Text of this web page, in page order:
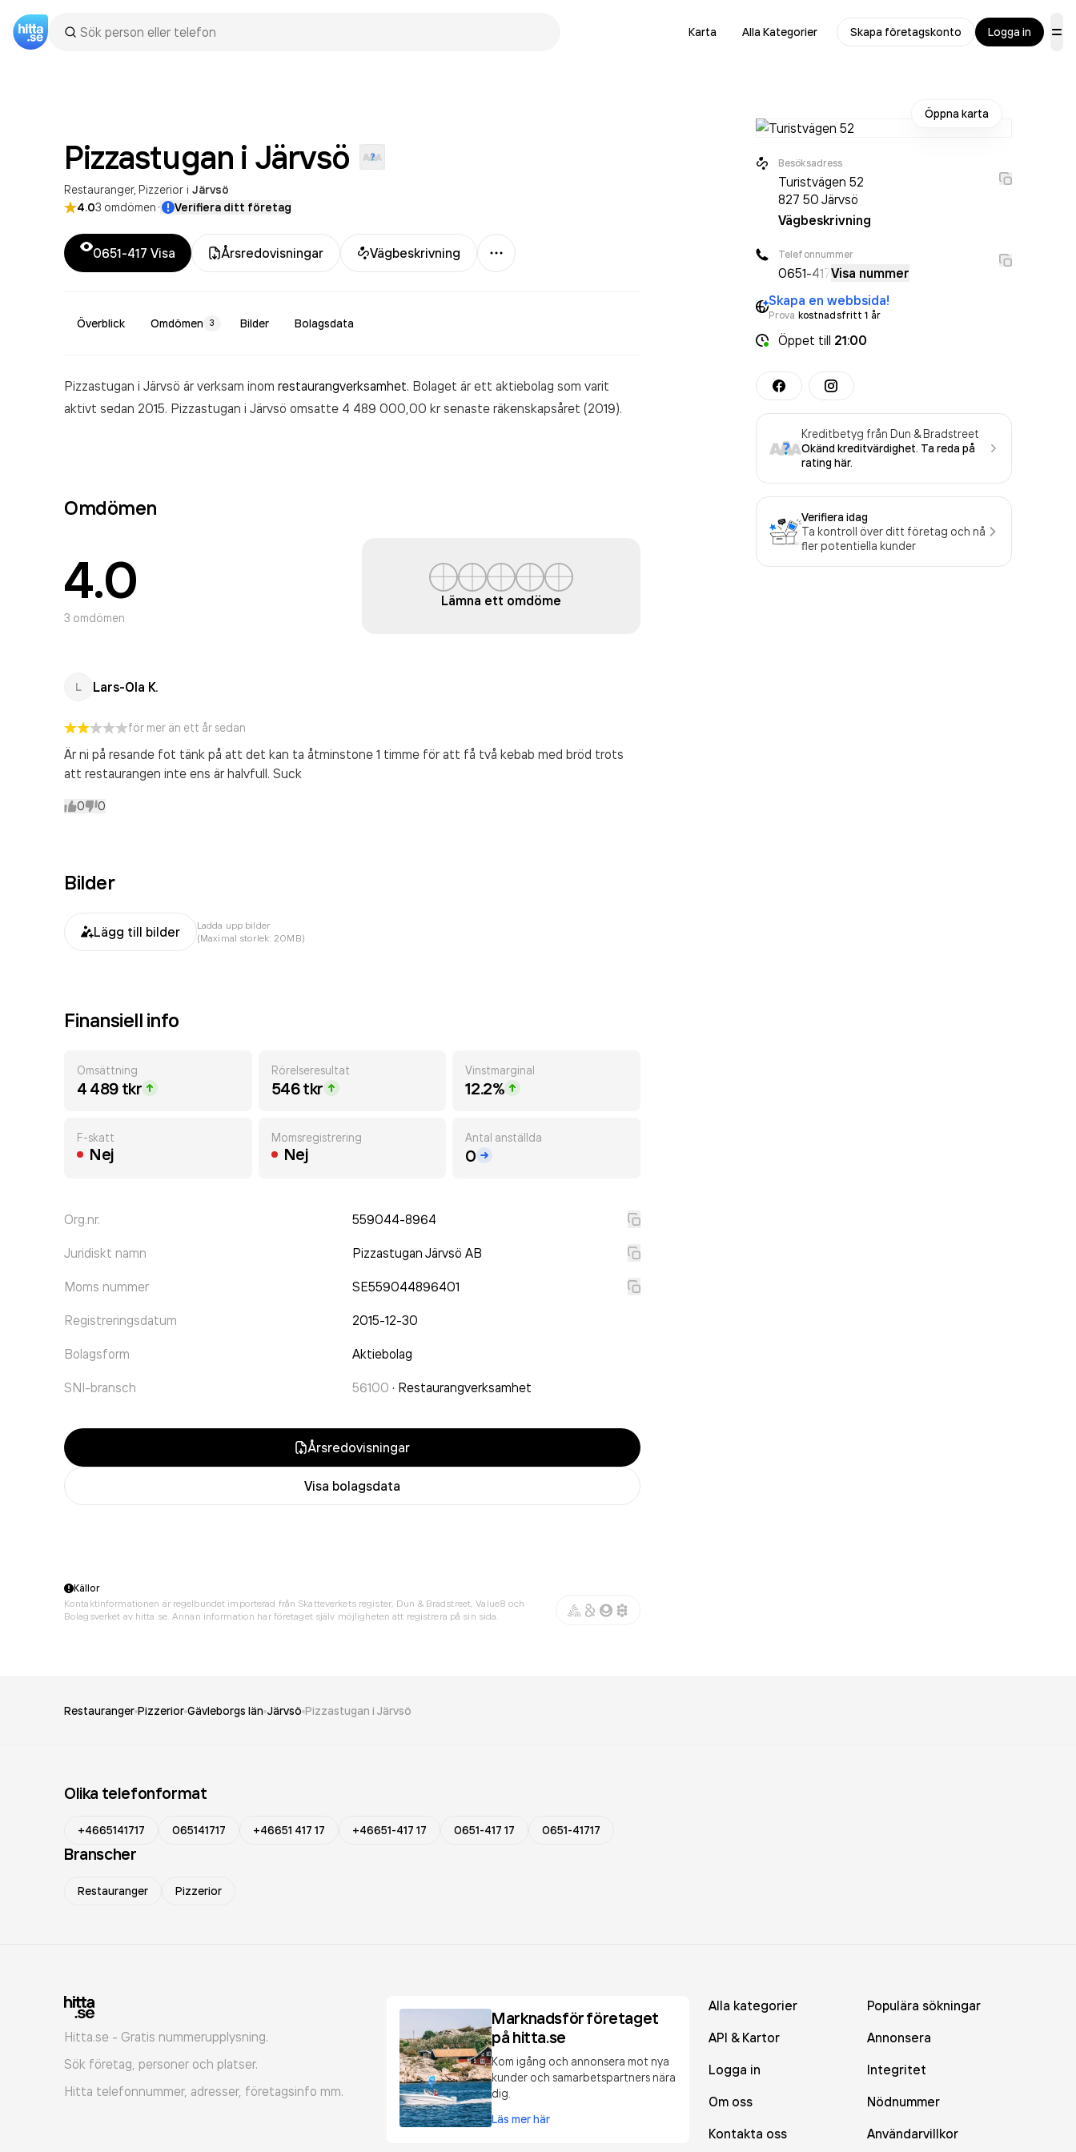
Karta Alla Kategorier Skapa företagskonto Logga in
Pizzastugan i Järvsö
Restauranger Pizzerior i Järvsö
4.03 omdömen· Verifiera ditt företag
0651-417 Visa Årsredovisningar Vägbeskrivning
Mer
Överblick Omdömen 3 Bilder Bolagsdata
Pizzastugan i Järvsö är verksam inom restaurangverksamhet. Bolaget är ett aktiebolag som varit
aktivt sedan 2015. Pizzastugan i Järvsö omsatte 4 489 000,00 krsenaste räkenskapsåret (2019).
Omdömen
4.0
3 omdömen
Lämna ett omdöme
L Lars-Ola K.
för mer än ett år sedan
Är ni på resande fot tänk på att det kan ta åtminstone 1 timme för att få två kebab med bröd trots
att restaurangen inte ens är halvfull. Suck
0 0
Bilder
Lägg till bilder
Ladda upp bilder
(Maximal storlek: 20MB)
Finansiell info
Omsättning
4 489 tkr
Rörelseresultat
546 tkr
Vinstmarginal
12.2%
F-skatt
Nej
Momsregistrering
Nej
Antal anställda
0
Org.nr. 559044-8964
Juridiskt namn Pizzastugan Järvsö AB
Moms nummer SE559044896401
Registreringsdatum 2015-12-30
Bolagsform Aktiebolag
SNI-bransch 56100 · Restaurangverksamhet
Årsredovisningar
Visa bolagsdata
Öppna karta
Besöksadress
Turistvägen 52
827 50 Järvsö
Vägbeskrivning
Telefonnummer
0651-417Visa nummer
Skapa en webbsida!
Prova kostnadsfritt 1 år
Öppet till 21:00
Kreditbetyg från Dun & Bradstreet
Okänd kreditvärdighet. Ta reda på
rating här.
Verifiera idag
Ta kontroll över ditt företag och nå
fler potentiella kunder
Källor
Kontaktinformationen är regelbundet importerad från Skatteverkets register, Dun & Bradstreet, Value8 och
Bolagsverket av hitta.se. Annan information har företaget själv möjligheten att registrera på sin sida.
Restauranger Pizzerior Gävleborgs län Järvsö Pizzastugan i Järvsö
Olika telefonformat
+4665141717 065141717 +46651 417 17 +46651-417 17 0651-417 17 0651-41717
Branscher
Restauranger Pizzerior
Hitta.se - Gratis nummerupplysning.
Sök företag, personer och platser.
Hitta telefonnummer, adresser, företagsinfo mm.
Marknadsför företaget
på hitta.se
Kom igång och annonsera mot nya
kunder och samarbetspartners nära
dig.
Läs mer här
Alla kategorier
Populära sökningar
API & Kartor
Annonsera
Logga in
Integritet
Om oss
Nödnummer
Kontakta oss
Användarvillkor